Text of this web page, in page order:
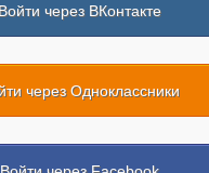
Войти через ВКонтакте
через Одноклассники